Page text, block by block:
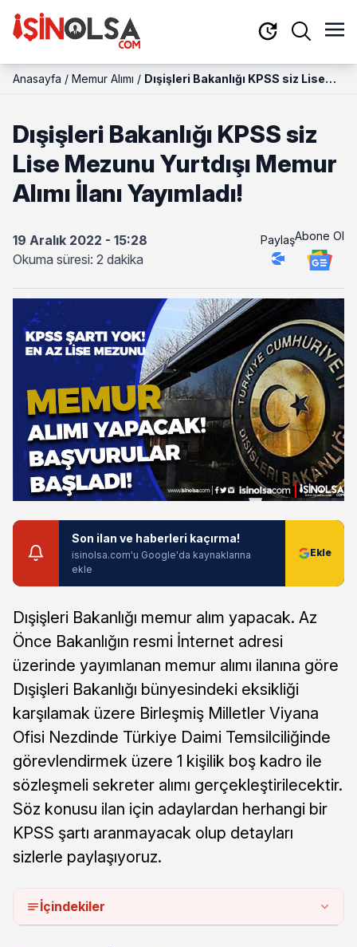
Anasayfa / Memur Alımı / Dışişleri Bakanlığı KPSS siz Lise
Dışişleri Bakanlığı KPSS siz
Lise Mezunu Yurtdışı Memur
Alımı İlanı Yayımladı!
19 Aralık 2022 - 15:28
Okuma süresi: 2 dakika
PaylaşAbone Ol
Son ilan ve haberleri kaçırma!
isinolsa.com'u Google'da kaynaklarına
ekle
Dışişleri Bakanlığı memur alım yapacak. Az
Önce Bakanlığın resmi İnternet adresi
üzerinde yayımlanan memur alımı ilanına göre
Dışişleri Bakanlığı bünyesindeki eksikliği
karşılamak üzere Birleşmiş Milletler Viyana
Ofisi Nezdinde Türkiye Daimi Temsilciliğinde
görevlendirmek üzere 1 kişilik boş kadro ile
sözleşmeli sekreter alımı gerçekleştirilecektir.
Söz konusu ilan için adaylardan herhangi bir
KPSS şartı aranmayacak olup detayları
sizlerle paylaşıyoruz.
İçindekiler